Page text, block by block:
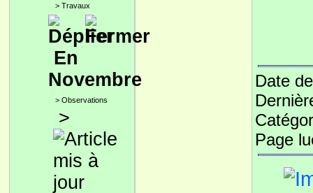
> Travaux
En
Novembre
> Observations
>
Date
Page